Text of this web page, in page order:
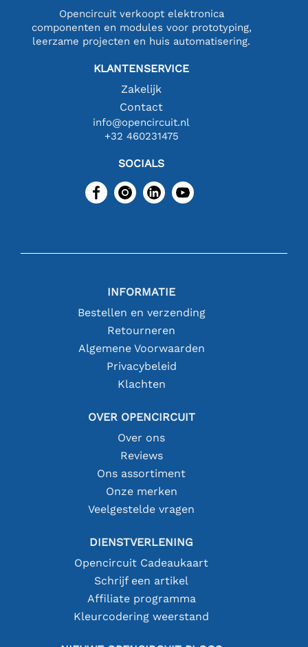
Opencircuit verkoopt elektronica
componenten en modules voor prototyping,
leerzame projecten en huis automatisering.
KLANTENSERVICE
Zakelijk
Contact
info@opencircuit.nl
+32 460231475
SOCIALS
INFORMATIE
Bestellen en verzending
Retourneren
Algemene Voorwaarden
Privacybeleid
Klachten
OVER OPENCIRCUIT
Over ons
Reviews
Ons assortiment
Onze merken
Veelgestelde vragen
DIENSTVERLENING
Opencircuit Cadeaukaart
Schrijf een artikel
Affiliate programma
Kleurcodering weerstand